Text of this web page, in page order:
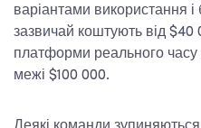
варіантами використання і
зазвичай коштують від $40
платформи реального
межі $100 000.